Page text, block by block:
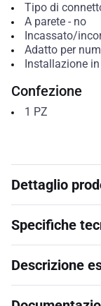
Tipo di
A parete- no
Incassato/
Adatto per
Installazione
Confezione
1 PZ
Dettaglio
Specifiche
Descrizione